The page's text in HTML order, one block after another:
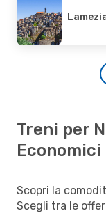
Treni per
Scopri la
Scegli tra le